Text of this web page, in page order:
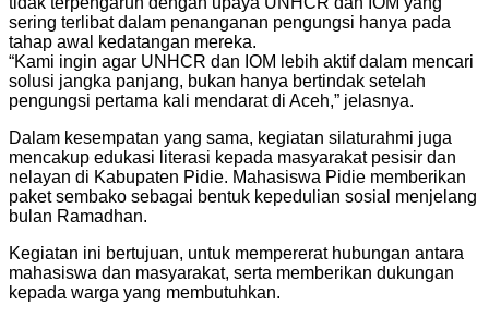
sering terlibat dalam penanganan pengungsi hanya pada
tahap awal kedatangan mereka.
“Kami ingin agar UNHCR dan IOM lebih aktif dalam mencari
solusi jangka panjang, bukan hanya bertindak setelah
pengungsi pertama kali mendarat di Aceh,” jelasnya.
Dalam kesempatan yang sama, kegiatan silaturahmi juga
mencakup edukasi literasi kepada masyarakat pesisir dan
nelayan di Kabupaten Pidie. Mahasiswa Pidie memberikan
paket sembako sebagai bentuk kepedulian sosial menjelang
bulan Ramadhan.
Kegiatan ini bertujuan, untuk mempererat hubungan antara
mahasiswa dan masyarakat, serta memberikan dukungan
kepada warga yang membutuhkan.